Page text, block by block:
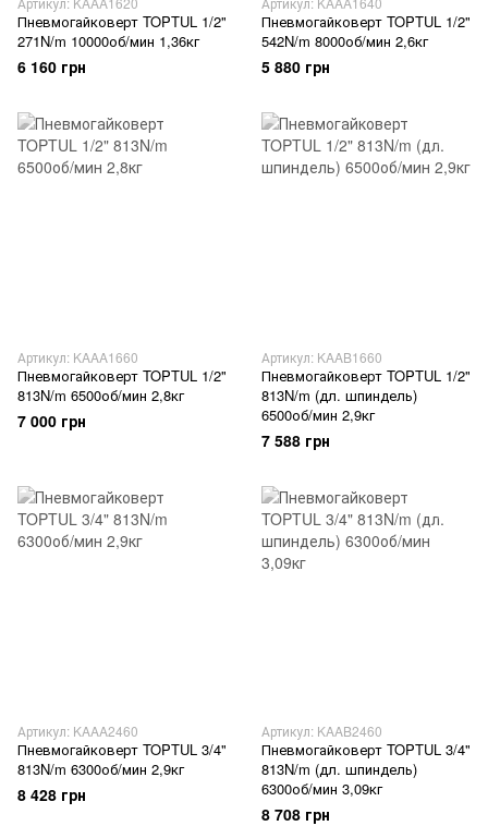
Пневмогайковерт TOPTUL 1/2"
271N/m 10000об/мин 1,36кг
6 160 грн
Пневмогайковерт TOPTUL 1/2"
542N/m 8000об/мин 2,6кг
5 880 грн
Артикул: KAAA1660
Пневмогайковерт TOPTUL 1/2"
813N/m 6500об/мин 2,8кг
7 000 грн
Артикул: KAAB1660
Пневмогайковерт TOPTUL 1/2"
813N/m (дл. шпиндель)
6500об/мин 2,9кг
7 588 грн
Артикул: KAAA2460
Пневмогайковерт TOPTUL 3/4"
813N/m 6300об/мин 2,9кг
8 428 грн
Артикул: KAAB2460
Пневмогайковерт TOPTUL 3/4"
813N/m (дл. шпиндель)
6300об/мин 3,09кг
8 708 грн